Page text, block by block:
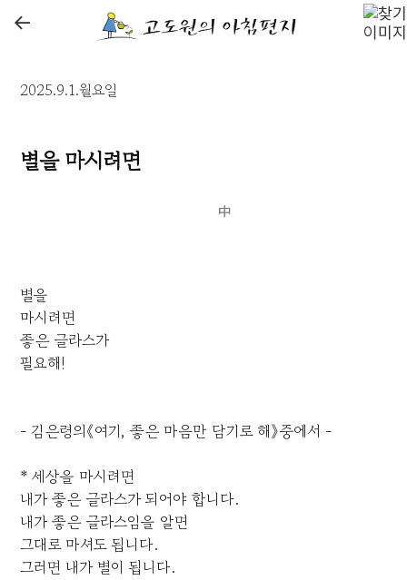
←
2025.9.1.월요일
별을 마시려면
별을
마시려면
좋은 글라스가
필요해!
- 김은령의《여기, 좋은 마음만 담기로 해》중에서 -
* 세상을 마시려면
내가 좋은 글라스가 되어야 합니다.
내가 좋은 글라스임을 알면
그대로 마셔도 됩니다.
그러면 내가 별이 됩니다.